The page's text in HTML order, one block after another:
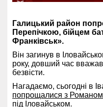
Галицький район
Перепічкою, бійцем
Франківськ».
Він загинув в
року, довший час
безвісти.
Нагадаємо, сьогодні в
попрощалися з
під Іловайськом.